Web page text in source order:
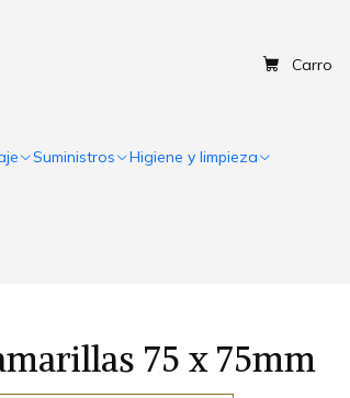
Carro
Suministros Higiene y limpieza
75 x 75mm